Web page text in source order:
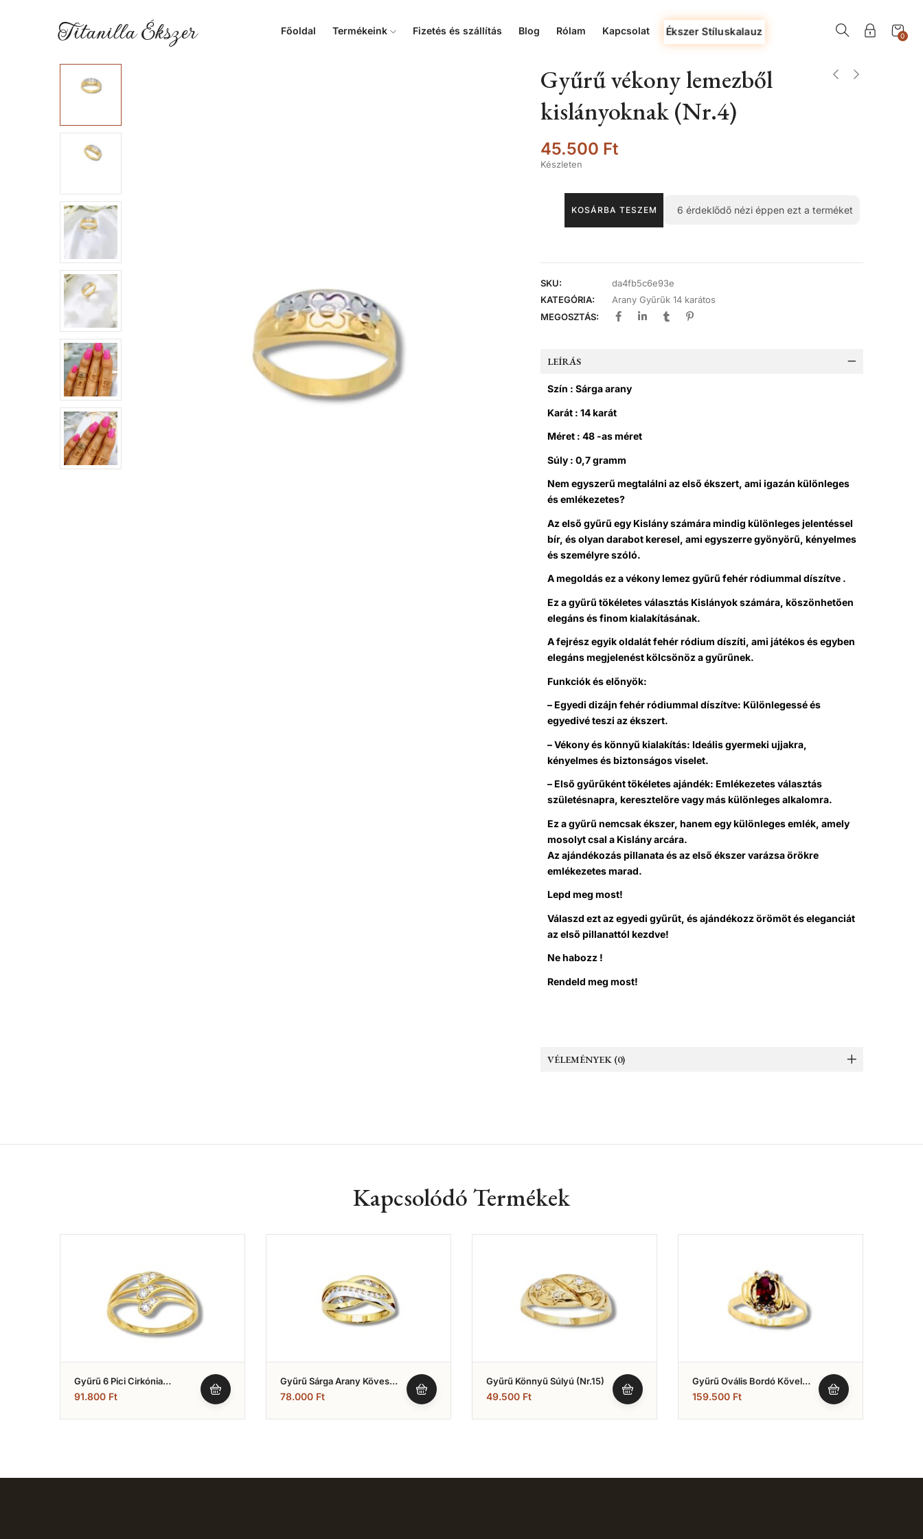
Titanilla Ékszer Főoldal Termékeink Fizetés és szállítás Blog Rólam Kapcsolat Ékszer Stíluskalauz 0
Gyűrű vékony lemezből
kislányoknak (Nr.4)
45.500 Ft
Készleten
KOSÁRBA TESZEM 6 érdeklődő nézi éppen ezt a terméket
SKU:
da4fb5c6e93e
KATEGÓRIA:
Arany Gyűrűk 14 karátos
MEGOSZTÁS:
LEÍRÁS
Szín : Sárga arany
Karát : 14 karát
Méret : 48 -as méret
Súly : 0,7 gramm
Nem egyszerű megtalálni az első ékszert, ami igazán különleges
és emlékezetes?
Az első gyűrű egy Kislány számára mindig különleges jelentéssel
bír, és olyan darabot keresel, ami egyszerre gyönyörű, kényelmes
és személyre szóló.
A megoldás ez a vékony lemez gyűrű fehér ródiummal díszítve .
Ez a gyűrű tökéletes választás Kislányok számára, köszönhetően
elegáns és finom kialakításának.
A fejrész egyik oldalát fehér ródium díszíti, ami játékos és egyben
elegáns megjelenést kölcsönöz a gyűrűnek.
Funkciók és előnyök:
– Egyedi dizájn fehér ródiummal díszítve: Különlegessé és
egyedivé teszi az ékszert.
– Vékony és könnyű kialakítás: Ideális gyermeki ujjakra,
kényelmes és biztonságos viselet.
– Első gyűrűként tökéletes ajándék: Emlékezetes választás
születésnapra, keresztelőre vagy más különleges alkalomra.
Ez a gyűrű nemcsak ékszer, hanem egy különleges emlék, amely
mosolyt csal a Kislány arcára.
Az ajándékozás pillanata és az első ékszer varázsa örökre
emlékezetes marad.
Lepd meg most!
Válaszd ezt az egyedi gyűrűt, és ajándékozz örömöt és eleganciát
az első pillanattól kezdve!
Ne habozz !
Rendeld meg most!
VÉLEMÉNYEK (0)
Kapcsolódó Termékek
Gyűrű 6 Pici Cirkónia
Kövekkel (Nr.49)
91.800 Ft
Gyűrű Sárga Arany Köves
Fazonú (Nr.3)
78.000 Ft
Gyűrű Könnyű Súlyú (Nr.15)
49.500 Ft
Gyűrű Ovális Bordó Kővel
(Nr.13)
159.500 Ft